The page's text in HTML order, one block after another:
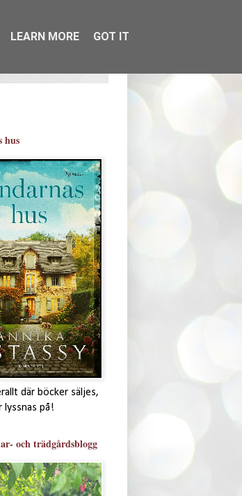
hus
där böcker säljes,
lyssnas på!
och trädgårdsblogg
LEARN MORE GOT IT